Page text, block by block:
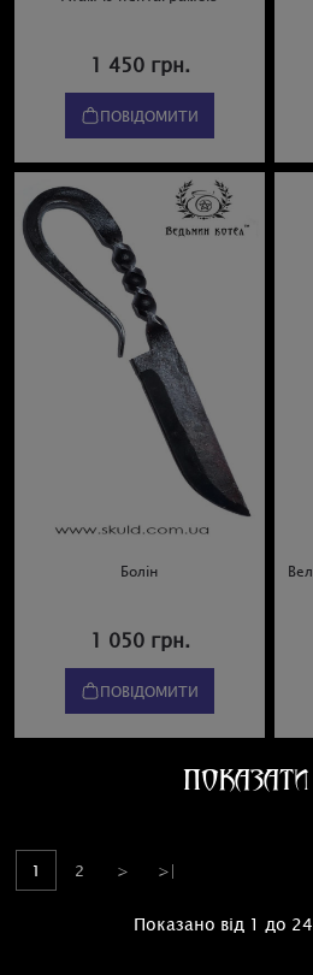
1 450 грн.
ПОВІДОМИТИ
Болін
1 050 грн.
ПОВІДОМИТИ
1 2 > >|
Показано від 1 до